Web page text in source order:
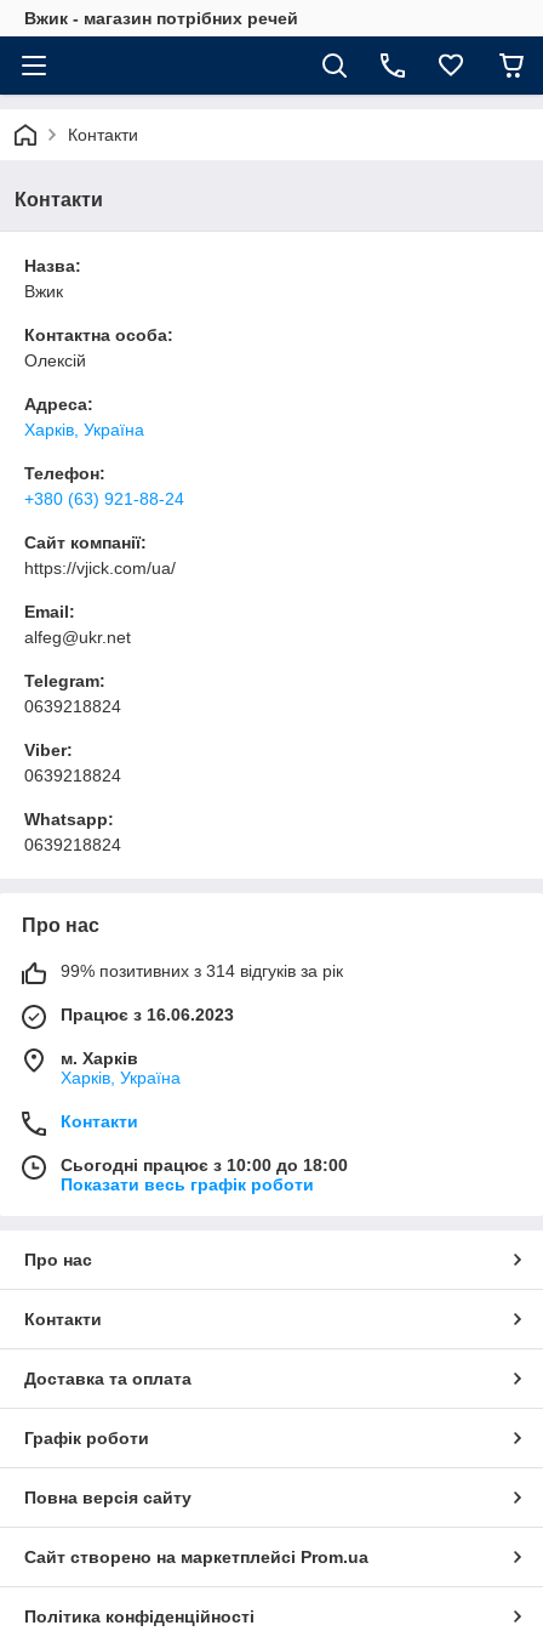
Вжик - магазин потрiбних речей
Контакти
Контакти
Назва:
Вжик
Контактна особа:
Олексій
Адреса:
Харків, Україна
Телефон:
+380 (63) 921-88-24
Сайт компанії:
https://vjick.com/ua/
Email:
alfeg@ukr.net
Telegram:
0639218824
Viber:
0639218824
Whatsapp:
0639218824
Про нас
99% позитивних з 314 відгуків за рік
Працює з 16.06.2023
м. Харків
Харків, Україна
Контакти
Сьогодні працює з 10:00 до 18:00
Показати весь графік роботи
Про нас
Контакти
Доставка та оплата
Графік роботи
Повна версія сайту
Сайт створено на маркетплейсі Prom.ua
Політика конфіденційності